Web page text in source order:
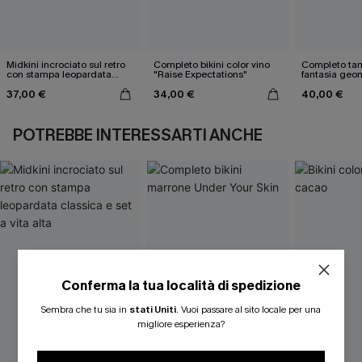
Midkini incrociato sul retro
con stampa leopardata
37,00 €
Completo bikini color vino
"Raise Expectations"
34,00 €
Completo
fantasia
40,00 €
POTREBBE INTERESSARTI ANCHE
Conferma la tua località di spedizione
Sembra che tu sia in stati Uniti. Vuoi passare al sito locale per una
migliore esperienza?